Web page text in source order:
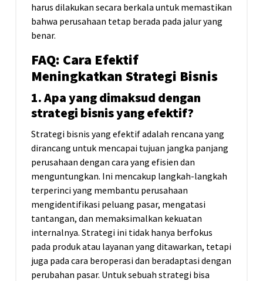
harus dilakukan secara berkala untuk memastikan
bahwa perusahaan tetap berada pada jalur yang
benar.
FAQ: Cara Efektif
Meningkatkan Strategi Bisnis
1. Apa yang dimaksud dengan
strategi bisnis yang efektif?
Strategi bisnis yang efektif adalah rencana yang
dirancang untuk mencapai tujuan jangka panjang
perusahaan dengan cara yang efisien dan
menguntungkan. Ini mencakup langkah-langkah
terperinci yang membantu perusahaan
mengidentifikasi peluang pasar, mengatasi
tantangan, dan memaksimalkan kekuatan
internalnya. Strategi ini tidak hanya berfokus
pada produk atau layanan yang ditawarkan, tetapi
juga pada cara beroperasi dan beradaptasi dengan
perubahan pasar. Untuk sebuah strategi bisa